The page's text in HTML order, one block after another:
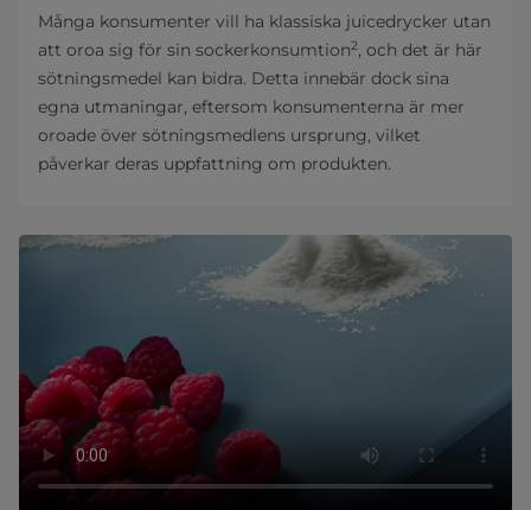
Många konsumenter vill ha klassiska juicedrycker utan
att oroa sig för sin sockerkonsumtion2, och det är här
sötningsmedel kan bidra. Detta innebär dock sina
egna utmaningar, eftersom konsumenterna är mer
oroade över sötningsmedlens ursprung, vilket
påverkar deras uppfattning om produkten.